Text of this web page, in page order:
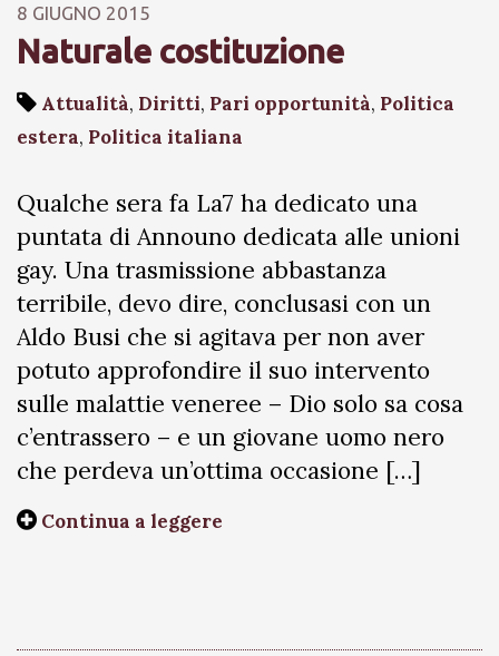
8 GIUGNO 2015
Naturale costituzione
Attualità, Diritti, Pari opportunità, Politica
estera, Politica italiana
Qualche sera fa La7 ha dedicato una
puntata di Announo dedicata alle unioni
gay. Una trasmissione abbastanza
terribile, devo dire, conclusasi con un
Aldo Busi che si agitava per non aver
potuto approfondire il suo intervento
sulle malattie veneree – Dio solo sa cosa
c’entrassero – e un giovane uomo nero
che perdeva un’ottima occasione […]
Continua a leggere